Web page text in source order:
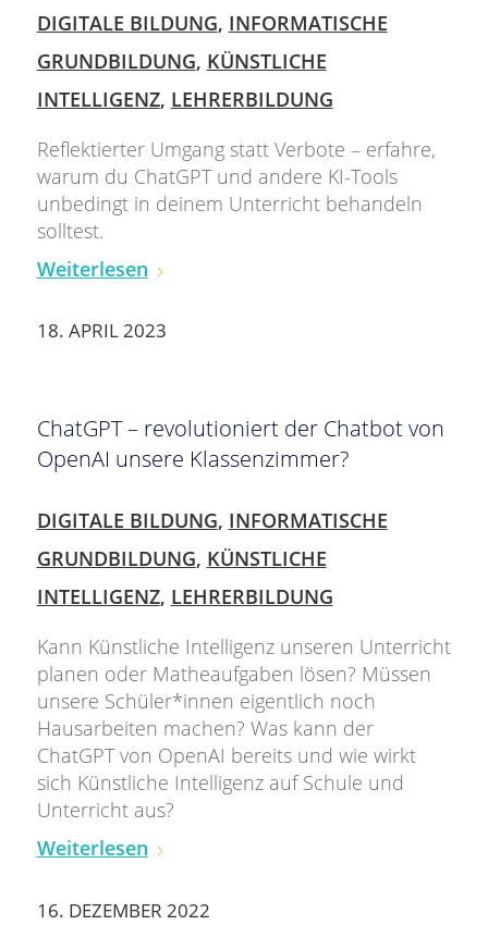
DIGITALE BILDUNG, INFORMATISCHE
GRUNDBILDUNG, KÜNSTLICHE
INTELLIGENZ, LEHRERBILDUNG
Reflektierter Umgang statt Verbote – erfahre,
warum du ChatGPT und andere KI-Tools
unbedingt in deinem Unterricht behandeln
solltest.
Weiterlesen
18. APRIL 2023
ChatGPT – revolutioniert der Chatbot von
OpenAI unsere Klassenzimmer?
DIGITALE BILDUNG, INFORMATISCHE
GRUNDBILDUNG, KÜNSTLICHE
INTELLIGENZ, LEHRERBILDUNG
Kann Künstliche Intelligenz unseren Unterricht
planen oder Matheaufgaben lösen? Müssen
unsere Schüler*innen eigentlich noch
Hausarbeiten machen? Was kann der
ChatGPT von OpenAI bereits und wie wirkt
sich Künstliche Intelligenz auf Schule und
Unterricht aus?
Weiterlesen
16. DEZEMBER 2022